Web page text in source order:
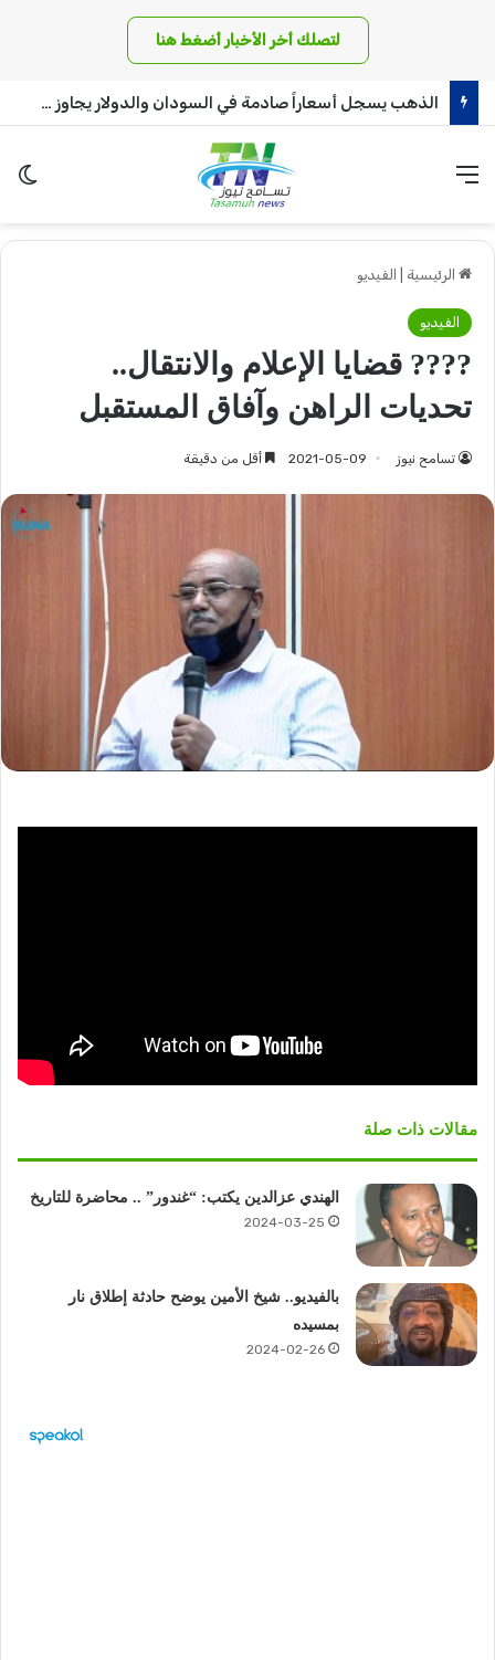
لتصلك أخر الأخبار أضغط هنا
الذهب يسجل أسعاراً صادمة في السودان والدولار يجاوز الـ 6 آلاف جنيه!
القائمة
الرئيسية الفيديو
الفيديو
???? قضايا الإعلام والانتقال..
تحديات الراهن وآفاق المستقبل
تسامح نيوز 2021-05-09 أقل من دقيقة
مقالات ذات صلة
الهندي عزالدين يكتب: “غندور” .. محاضرة للتاريخ
2024-03-25
بالفيديو.. شيخ الأمين يوضح حادثة إطلاق نار
بمسيده
2024-02-26